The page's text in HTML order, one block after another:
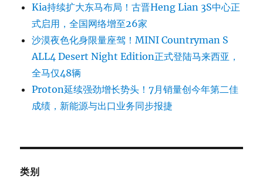
Kia持续扩大东马布局！古晋Heng Lian 3S中心正
式启用，全国网络增至26家
沙漠夜色化身限量座驾！MINI Countryman S
ALL4 Desert Night Edition正式登陆马来西亚，
全马仅48辆
Proton延续强劲增长势头！7月销量创今年第二佳
成绩，新能源与出口业务同步报捷
类别